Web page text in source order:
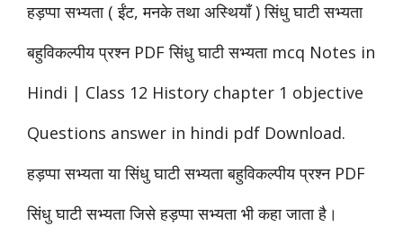
हड़प्पा सभ्यता ( ईंट, मनके तथा अस्थियाँ ) सिंधु घाटी सभ्यता
बहुविकल्पीय प्रश्न PDF सिंधु घाटी सभ्यता mcq Notes in
Hindi | Class 12 History chapter 1 objective
Questions answer in hindi pdf Download.
हड़प्पा सभ्यता या सिंधु घाटी सभ्यता बहुविकल्पीय प्रश्न PDF
सिंधु घाटी सभ्यता जिसे हड़प्पा सभ्यता भी कहा जाता है।